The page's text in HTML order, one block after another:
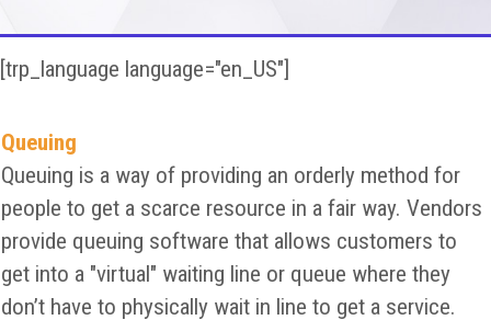
[trp_language language="en_US"]
Queuing
Queuing is a way of providing an orderly method for
people to get a scarce resource in a fair way. Vendors
provide queuing software that allows customers to
get into a "virtual" waiting line or queue where they
don’t have to physically wait in line to get a service.